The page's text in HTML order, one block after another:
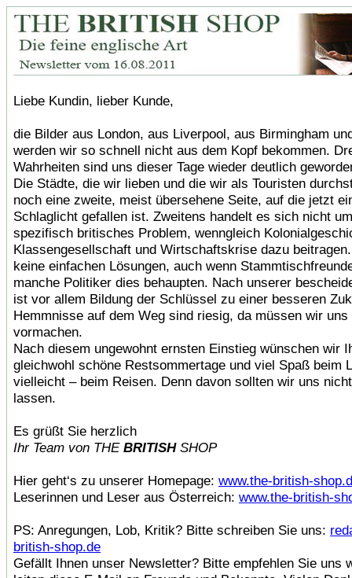
Liebe Kundin, lieber Kunde,
die Bilder aus London, aus Liverpool, aus Birmingham
werden wir so schnell nicht aus dem Kopf bekommen.
Wahrheiten sind uns dieser Tage wieder deutlich
Die Städte, die wir lieben und die wir als Touristen
noch eine zweite, meist übersehene Seite, auf die jetzt
Schlaglicht gefallen ist. Zweitens handelt es sich nicht
spezifisch britisches Problem, wenngleich
Klassengesellschaft und Wirtschaftskrise dazu
keine einfachen Lösungen, auch wenn
manche Politiker dies behaupten. Nach unserer
ist vor allem Bildung der Schlüssel zu einer besseren
Hemmnisse auf dem Weg sind riesig, da müssen wir
vormachen.
Nach diesem ungewohnt ernsten Einstieg wünschen wir
gleichwohl schöne Restsommertage und viel Spaß beim
vielleicht – beim Reisen. Denn davon sollten wir uns
lassen.
Es grüßt Sie herzlich
Ihr Team von THE BRITISHSHOP
Hier geht‘s zu unserer Homepage: www.the-british-
Leserinnen und Leser aus Österreich: www.the-british-
PS: Anregungen, Lob, Kritik? Bitte schreiben Sie uns:
british-shop.de
Gefällt Ihnen unser Newsletter? Bitte empfehlen Sie uns